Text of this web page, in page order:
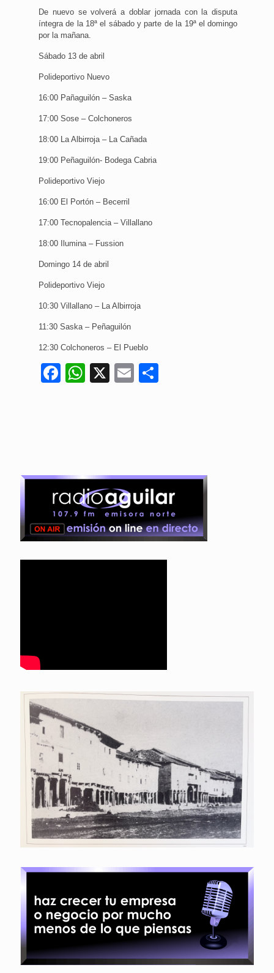
De nuevo se volverá a doblar jornada con la disputa
íntegra de la 18ª el sábado y parte de la 19ª el domingo
por la mañana.
Sábado 13 de abril
Polideportivo Nuevo
16:00 Pañaguilón – Saska
17:00 Sose – Colchoneros
18:00 La Albirroja – La Cañada
19:00 Peñaguilón- Bodega Cabria
Polideportivo Viejo
16:00 El Portón – Becerril
17:00 Tecnopalencia – Villallano
18:00 Ilumina – Fussion
Domingo 14 de abril
Polideportivo Viejo
10:30 Villallano – La Albirroja
11:30 Saska – Peñaguilón
12:30 Colchoneros – El Pueblo
Facebook
WhatsApp
X Email